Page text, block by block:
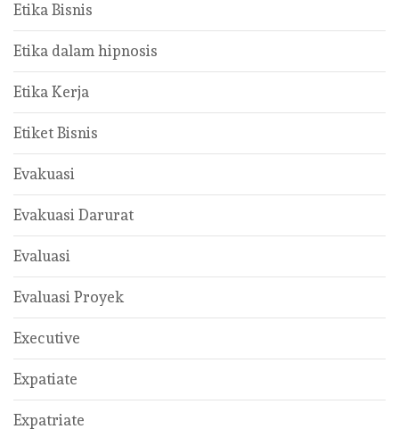
Etika Bisnis
Etika dalam hipnosis
Etika Kerja
Etiket Bisnis
Evakuasi
Evakuasi Darurat
Evaluasi
Evaluasi Proyek
Executive
Expatiate
Expatriate